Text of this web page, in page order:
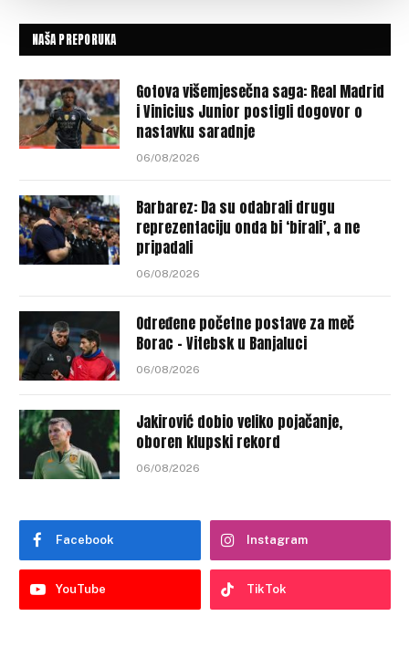
NAŠA PREPORUKA
Gotova višemjesečna saga: Real Madrid
i Vinicius Junior postigli dogovor o
nastavku saradnje
06/08/2026
Barbarez: Da su odabrali drugu
reprezentaciju onda bi ‘birali’, a ne
pripadali
06/08/2026
Određene početne postave za meč
Borac – Vitebsk u Banjaluci
06/08/2026
Jakirović dobio veliko pojačanje,
oboren klupski rekord
06/08/2026
Facebook Instagram
YouTube TikTok